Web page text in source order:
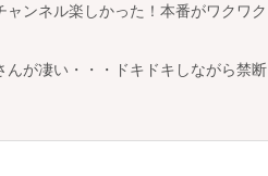
ンネル楽しかった！本番がワクワク
が凄い・・・ドキドキしながら禁断